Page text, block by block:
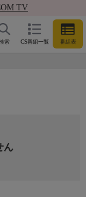
TV
CS番組一覧 番組表
索
ん